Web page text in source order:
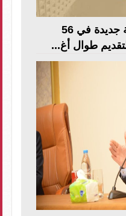
وزير العمل: 3032 وظيفة جديدة في 56